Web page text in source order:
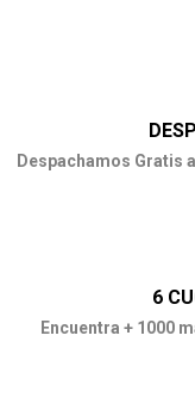
Despachamos Gratis
6
Encuentra + 1000